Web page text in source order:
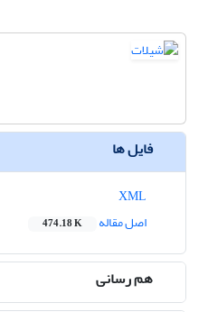
فایل ها
اصل مقاله
474.18 K
هم رسانی